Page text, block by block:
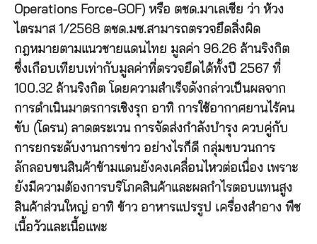
Operations Force-GOF) หรือ ตชด.มาเลเซีย ว่า ห้วง
ไตรมาส 1/2568 ตชด.มซ.สามารถตรวจยึดสิ่งผิด
กฎหมายตามแนวชายแดนไทย มูลค่า 96.26 ล้านริงกิต
ซึ่งเกือบเทียบเท่ากับมูลค่าที่ตรวจยึดได้ทั้งปี 2567 ที่
100.32 ล้านริงกิต โดยความสำเร็จดังกล่าวเป็นผลจาก
การดำเนินมาตรการเชิงรุก อาทิ การใช้อากาศยานไร้คน
ขับ (โดรน) ลาดตระเวน การจัดส่งกำลังบำรุง ควบคู่กับ
การยกระดับงานการข่าว อย่างไรก็ดี กลุ่มขบวนการ
ลักลอบขนสินค้าข้ามแดนยังคงเคลื่อนไหวต่อเนื่อง เพราะ
ยังมีความต้องการบริโภคสินค้าและผลกำไรตอบแทนสูง
สินค้าส่วนใหญ่ อาทิ ข้าว อาหารแปรรูป เครื่องสำอาง พืช
เนื้อวัวและเนื้อแพะ